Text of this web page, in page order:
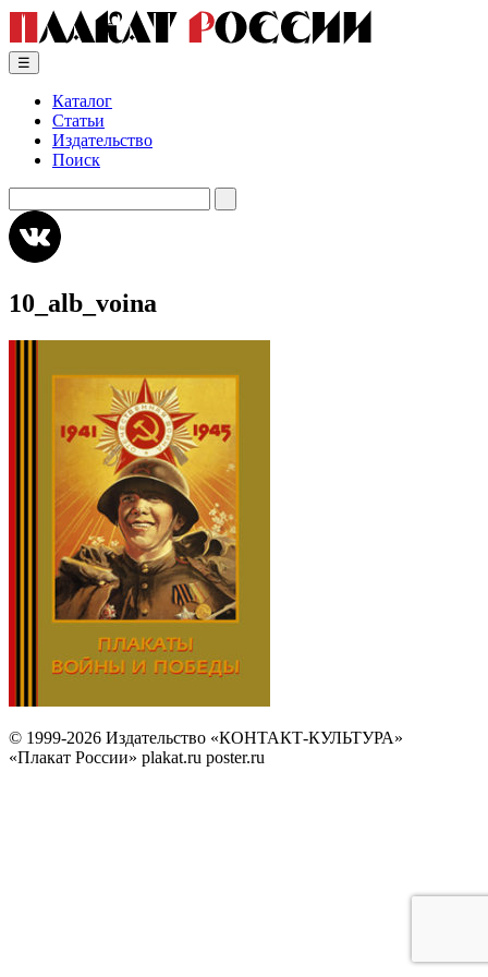
Skip
content
☰
Каталог
Статьи
Издательство
Поиск
10_alb_voina
© 1999-2026 Издательство «КОНТАКТ-КУЛЬТУРА»
«Плакат России» plakat.ru poster.ru